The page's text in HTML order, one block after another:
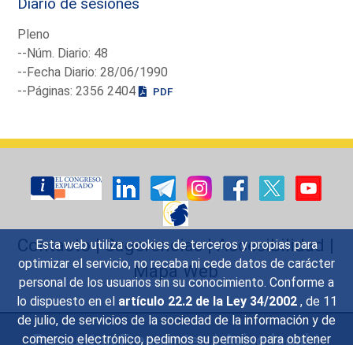
Esta web utiliza cookies de terceros y propias para
optimizar el servicio, no recaba ni cede datos de carácter
personal de los usuarios sin su conocimiento. Conforme a
lo dispuesto en el artículo 22.2 de la Ley 34/2002 , de 11
de julio, de servicios de la sociedad de la información y de
comercio electrónico, pedimos su permiso para obtener
Pleno
--Núm. Diario: 48
--Fecha Diario: 28/06/1990
--Páginas: 2356 2404
PDF
Contacto|Sugerencias|Accesibilidad |
Mapa Web
Preguntas Frecuentes|Aviso legal|